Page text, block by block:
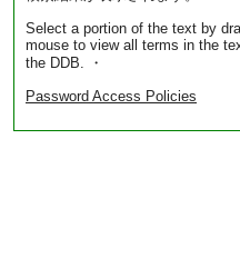
Select a portion of the text by
mouse to view all terms in the
the DDB. ・
Password Access Policies